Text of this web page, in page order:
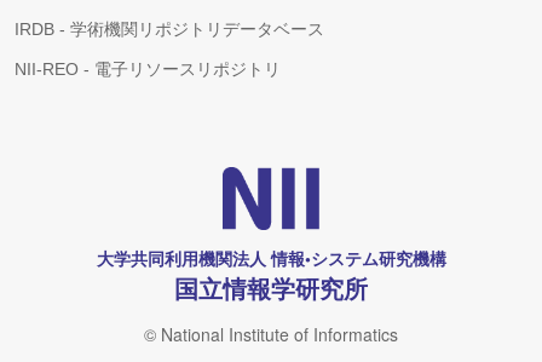
IRDB - 学術機関リポジトリデータベース
NII-REO - 電子リソースリポジトリ
大学共同利用機関法人 情報•システム研究機構
国立情報学研究所
© National Institute of Informatics